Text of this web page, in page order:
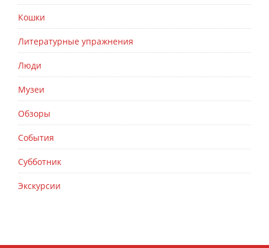
Кошки
Литературные упражнения
Люди
Музеи
Обзоры
События
Субботник
Экскурсии